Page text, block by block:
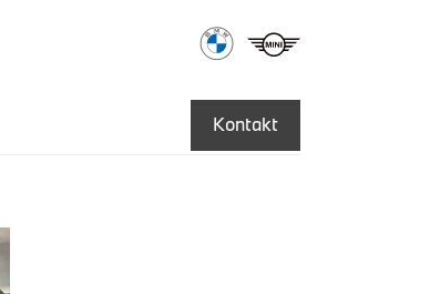
Kontakt